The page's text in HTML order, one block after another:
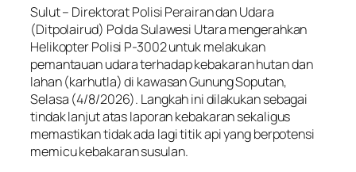
Sulut – Direktorat Polisi Perairan dan Udara
(Ditpolairud) Polda Sulawesi Utara mengerahkan
Helikopter Polisi P-3002 untuk melakukan
pemantauan udara terhadap kebakaran hutan dan
lahan (karhutla) di kawasan Gunung Soputan,
Selasa (4/8/2026). Langkah ini dilakukan sebagai
tindak lanjut atas laporan kebakaran sekaligus
memastikan tidak ada lagi titik api yang berpotensi
memicu kebakaran susulan.